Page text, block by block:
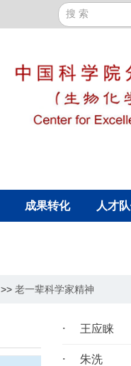
成果转化 人才
>>老一辈科学家精神
王应睐
朱洗